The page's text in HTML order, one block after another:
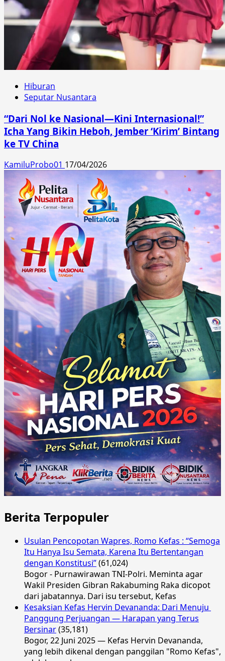
Hiburan
Seputar Nusantara
“Dari Nol ke Nasional—Kini Internasional!”
Icha Yang Bikin Heboh, Jember ‘Kirim’ Bintang
ke TV China
KamiluProbo01 17/04/2026
Berita Terpopuler
Usulan Pencopotan Wapres, Romo Kefas : “Semoga
Itu Hanya Isu Semata, Karena Itu Bertentangan
dengan Konstitusi”(61,024)
Bogor - Purnawirawan TNI-Polri. Meminta agar
Wakil Presiden Gibran Rakabuming Raka dicopot
dari jabatannya. Dari isu tersebut, Kefas
Kesaksian Kefas Hervin Devananda: Dari Menuju
Panggung Perjuangan — Harapan yang Terus
Bersinar(35,181)
Bogor, 22 Juni 2025 — Kefas Hervin Devananda,
yang lebih dikenal dengan panggilan "Romo Kefas",